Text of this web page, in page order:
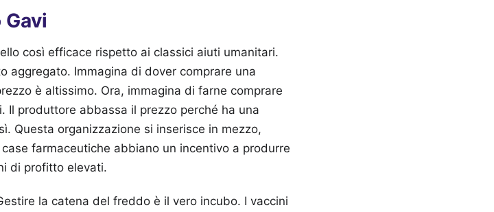
così efficace rispetto ai classici aiuti umanitari.
aggregato. Immagina di dover comprare una
è altissimo. Ora, immagina di farne comprare
Il produttore abbassa il prezzo perché ha una
Questa organizzazione si inserisce in mezzo,
farmaceutiche abbiano un incentivo a produrre
di profitto elevati.
la catena del freddo è il vero incubo. I vaccini